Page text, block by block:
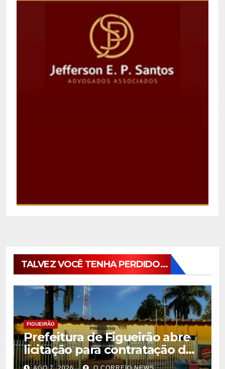
TALVEZ VOCÊ TENHA PERDIDO...
FIGUEIRÃO
Prefeitura de Figueirão abre
licitação para contratação de
estrutura de eventos